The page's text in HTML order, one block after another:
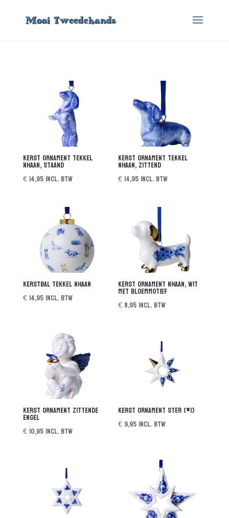
Kerst ornament Tekkel
Nhaan, staand
€14,95 incl. btw
Kerst ornament Tekkel
Nhaan, zittend
€ 14,95 incl. btw
Kerstbal Tekkel Nhaan
€14,95 incl. btw
Kerst ornament Nhaan, wit
met bloemmotief
€ 8,95 incl. btw
Kerst ornament zittende
Engel
€10,95 incl. btw
Kerst ornament Ster (#1)
€ 9,95 incl. btw